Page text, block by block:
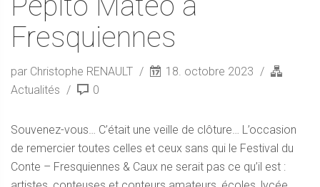
Fresquiennes
par Christophe RENAULT
18. octobre 2023
Actualités
0
Souvenez-vous… C’était une veille de clôture… L’occasion
de remercier toutes celles et ceux sans qui le Festival du
Conte – Fresquiennes & Caux ne serait pas ce qu’il est :